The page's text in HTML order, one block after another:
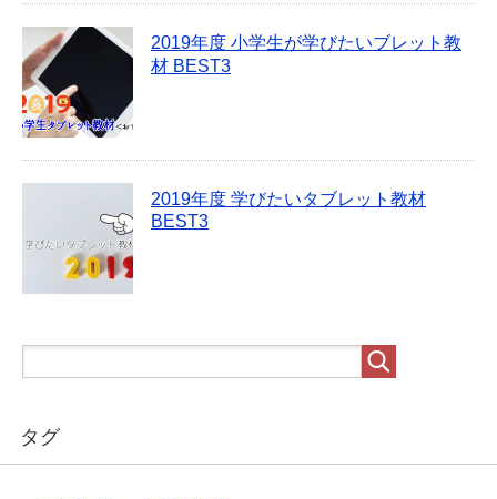
2019年度 小学生が学びたいブレット教
材 BEST3
2019年度 学びたいタブレット教材
BEST3
タグ